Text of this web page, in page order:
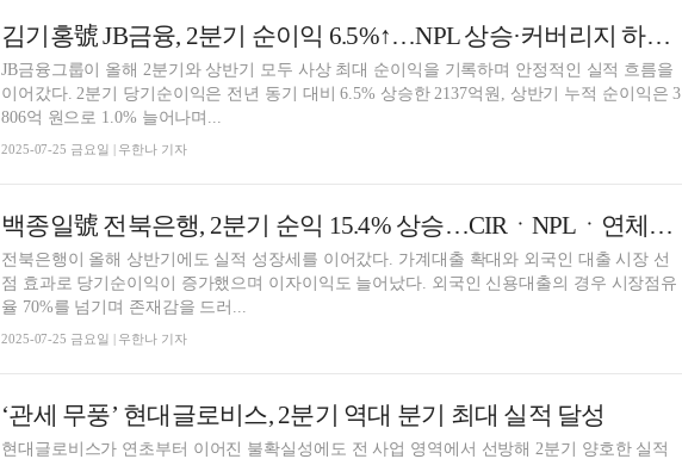
김기홍號 JB금융, 2분기 순이익 6.5%↑…NPL 상승·커버리지 하락 '과제' [금융사 2025 상반기 실적]
JB금융그룹이 올해 2분기와 상반기 모두 사상 최대 순이익을 기록하며 안정적인 실적 흐름을
이어갔다. 2분기 당기순이익은 전년 동기 대비 6.5% 상승한 2137억원, 상반기 누적 순이익은 3
806억 원으로 1.0% 늘어나며...
2025-07-25 금요일 | 우한나 기자
백종일號 전북은행, 2분기 순익 15.4% 상승…CIRㆍNPLㆍ연체율 개선 시급[금융사 2025 상반기 실적]
전북은행이 올해 상반기에도 실적 성장세를 이어갔다. 가계대출 확대와 외국인 대출 시장 선
점 효과로 당기순이익이 증가했으며 이자이익도 늘어났다. 외국인 신용대출의 경우 시장점유
율 70%를 넘기며 존재감을 드러...
2025-07-25 금요일 | 우한나 기자
‘관세 무풍’ 현대글로비스, 2분기 역대 분기 최대 실적 달성
현대글로비스가 연초부터 이어진 불확실성에도 전 사업 영역에서 선방해 2분기 양호한 실적